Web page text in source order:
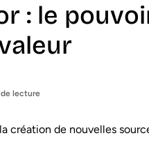
: le
lecture
création de nouvelles